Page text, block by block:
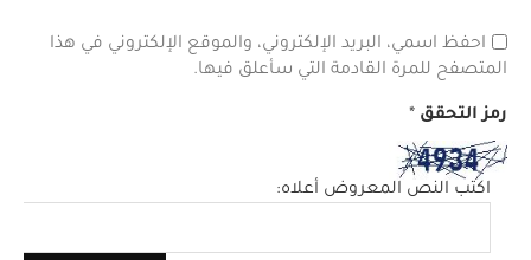
احفظ اسمي، البريد الإلكتروني، والموقع الإلكتروني في هذا
المتصفح للمرة القادمة التي سأعلق فيها.
رمز التحقق *
اكتب النص المعروض أعلاه: